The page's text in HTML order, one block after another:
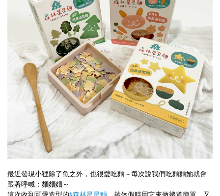
最近發現小狸除了魚之外，也很愛吃麵～每次說我們吃麵麵她就會
跟著呼喊：麵麵麵～